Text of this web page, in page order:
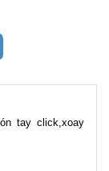
tay click,xoay